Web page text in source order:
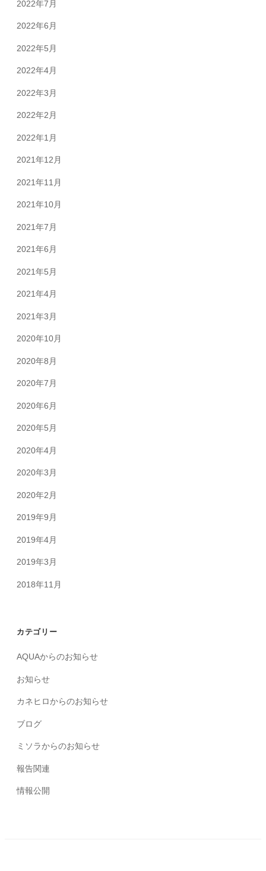
2022年7月
2022年6月
2022年5月
2022年4月
2022年3月
2022年2月
2022年1月
2021年12月
2021年11月
2021年10月
2021年7月
2021年6月
2021年5月
2021年4月
2021年3月
2020年10月
2020年8月
2020年7月
2020年6月
2020年5月
2020年4月
2020年3月
2020年2月
2019年9月
2019年4月
2019年3月
2018年11月
カテゴリー
AQUAからのお知らせ
お知らせ
カネヒロからのお知らせ
ブログ
ミソラからのお知らせ
報告関連
情報公開